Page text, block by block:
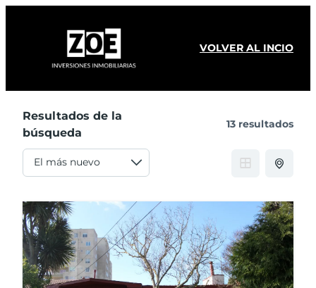
VOLVER AL INCIO
Resultados de la
búsqueda
13 resultados